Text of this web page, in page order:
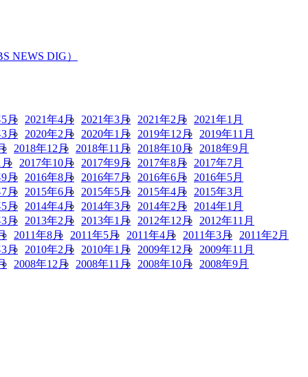
NEWS DIG）
月 2021年4月 2021年3月 2021年2月 2021年1月
月 2020年2月 2020年1月 2019年12月 2019年11月
2018年12月 2018年11月 2018年10月 2018年9月
月 2017年10月 2017年9月 2017年8月 2017年7月
月 2016年8月 2016年7月 2016年6月 2016年5月
月 2015年6月 2015年5月 2015年4月 2015年3月
月 2014年4月 2014年3月 2014年2月 2014年1月
月 2013年2月 2013年1月 2012年12月 2012年11月
2011年8月 2011年5月 2011年4月 2011年3月 2011年2月
月 2010年2月 2010年1月 2009年12月 2009年11月
2008年12月 2008年11月 2008年10月 2008年9月